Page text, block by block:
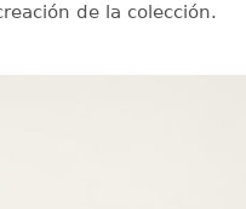
de la colección.